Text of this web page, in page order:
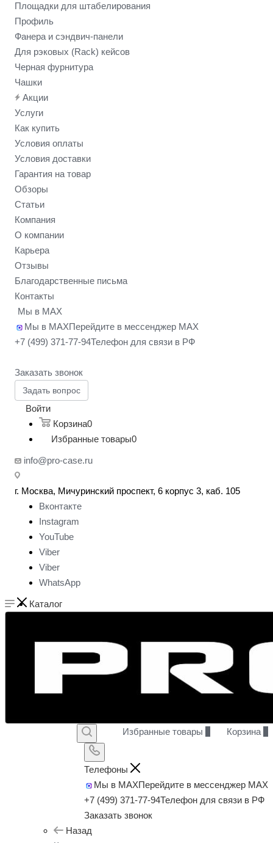
Площадки для штабелирования
Профиль
Фанера и сэндвич-панели
Для рэковых (Rack) кейсов
Черная фурнитура
Чашки
Акции
Услуги
Как купить
Условия оплаты
Условия доставки
Гарантия на товар
Обзоры
Статьи
Компания
О компании
Карьера
Отзывы
Благодарственные письма
Контакты
Мы в MAX
Мы в MAXПерейдите в мессенджер MAX
+7 (499) 371-77-94Телефон для связи в РФ
Заказать звонок
Задать вопрос
Войти
Корзина0
Избранные товары0
info@pro-case.ru
г. Москва, Мичуринский проспект, 6 корпус 3, каб. 105
Вконтакте
Instagram
YouTube
Viber
Viber
WhatsApp
Избранные товары Корзина
Телефоны
Мы в MAXПерейдите в мессенджер MAX
+7 (499) 371-77-94Телефон для связи в РФ
Заказать звонок
Каталог
Назад